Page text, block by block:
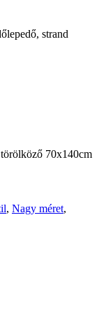
strand
70x140cm
, Nagy méret,